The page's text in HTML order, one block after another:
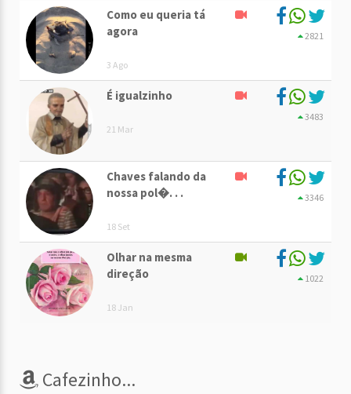
Como eu queria tá
agora
3 Ago
2821
É igualzinho
21 Mar
3483
Chaves falando da
nossa pol�. . .
18 Set
3346
Olhar na mesma
direção
18 Jan
1022
Cafezinho...